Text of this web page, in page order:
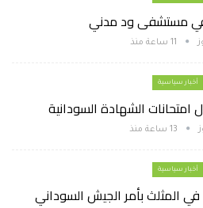
مستشفى ود مدني
11 ساعة منذ
أخبار سياسية
الشهادة السودانية
13 ساعة منذ
أخبار سياسية
المثلث بأمر الجيش السوداني